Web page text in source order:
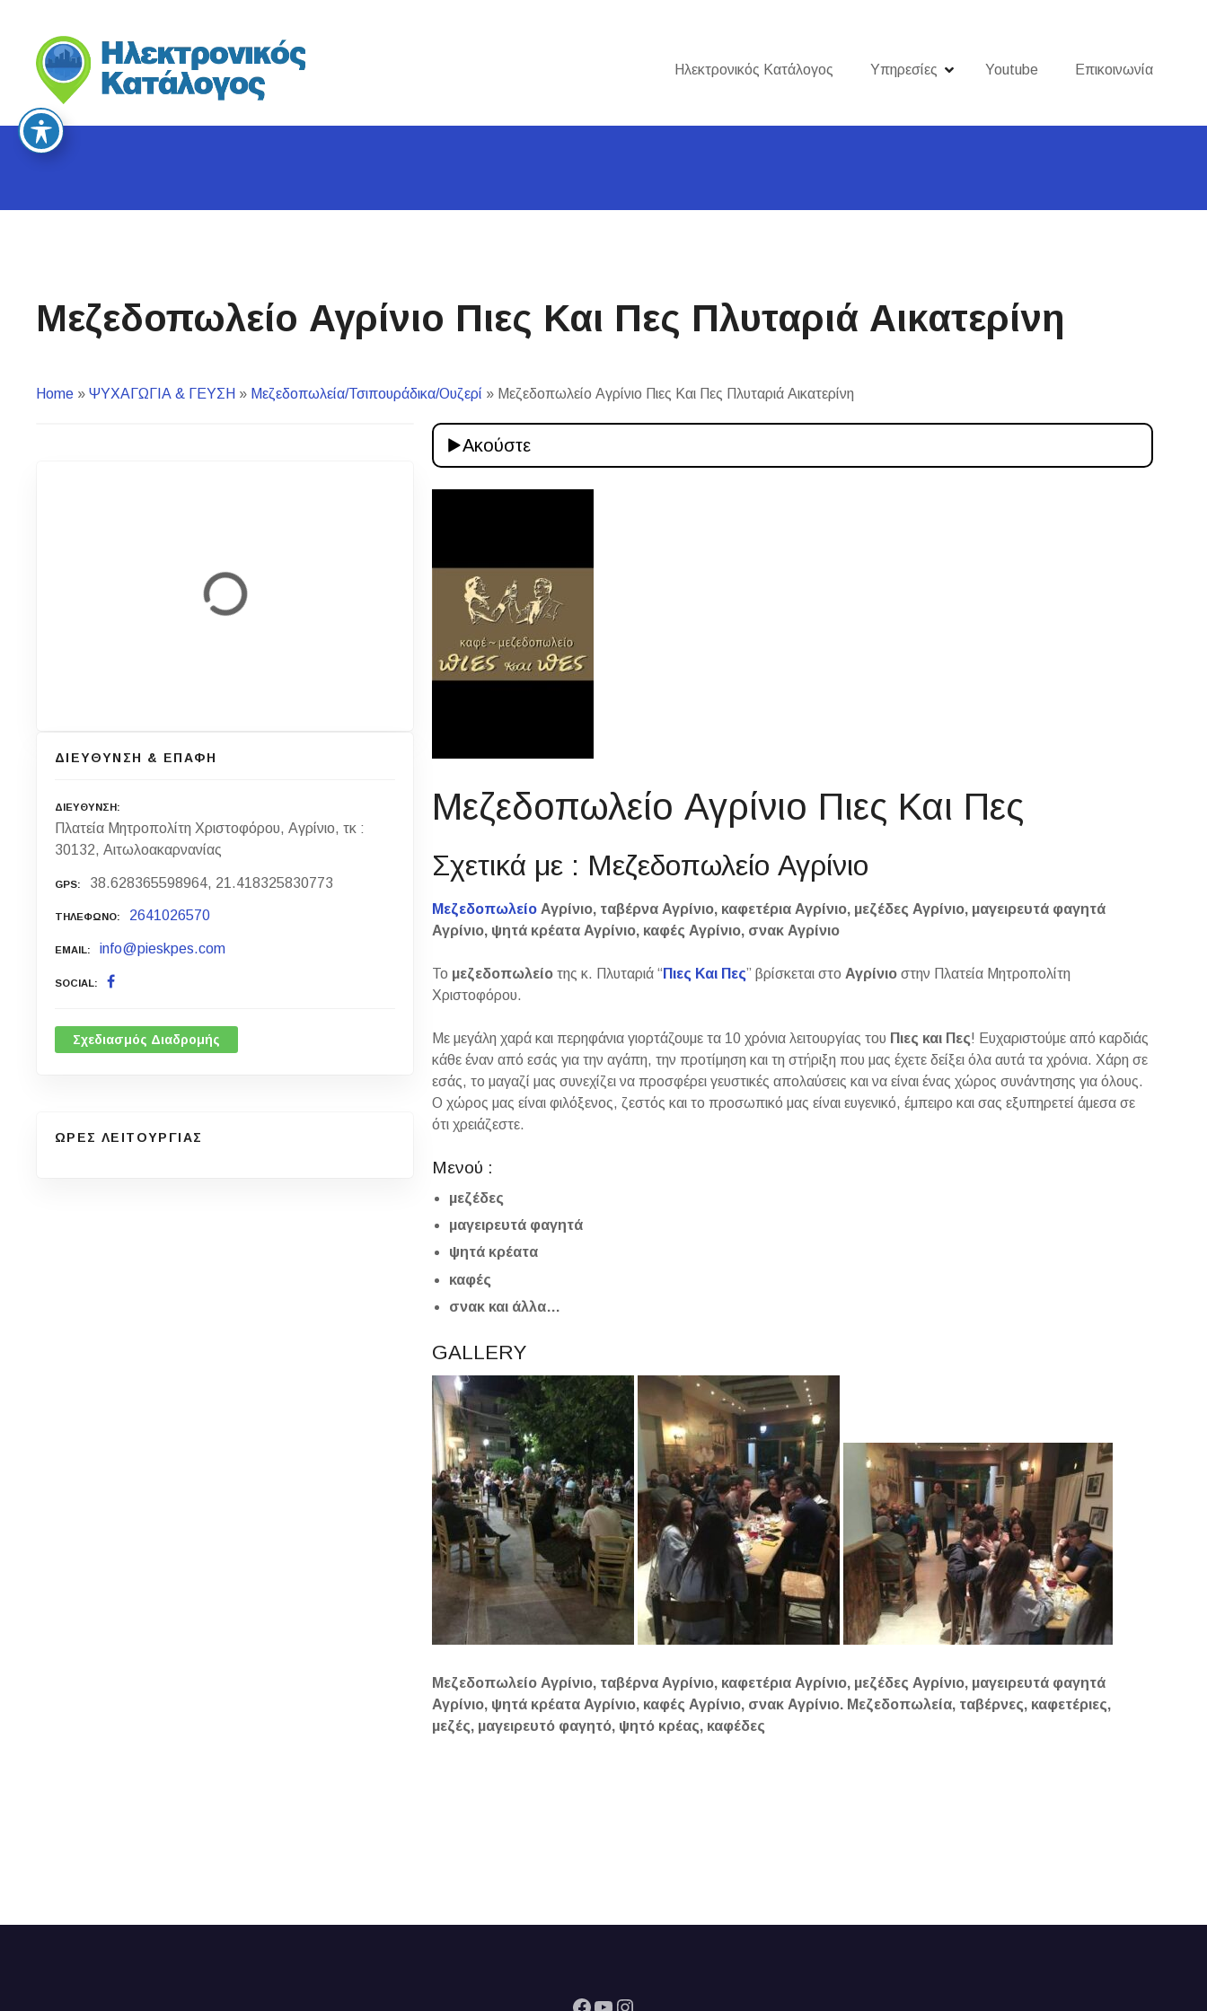
Ηλεκτρονικός Κατάλογος Υπηρεσίες Youtube Επικοινωνία
Μεζεδοπωλείο Αγρίνιο Πιες Και Πες Πλυταριά Αικατερίνη
Home » ΨΥΧΑΓΩΓΙΑ & ΓΕΥΣΗ » Μεζεδοπωλεία/Τσιπουράδικα/Ουζερί » Μεζεδοπωλείο Αγρίνιο Πιες Και Πες Πλυταριά Αικατερίνη
ΔΙΕΥΘΥΝΣΗ & ΕΠΑΦΗ
ΔΙΕΥΘΥΝΣΗ
Πλατεία Μητροπολίτη Χριστοφόρου, Αγρίνιο, τκ :
30132, Αιτωλοακαρνανίας
GPS 38.628365598964, 21.418325830773
ΤΗΛΕΦΩΝΟ 2641026570
EMAIL info@pieskpes.com
SOCIAL
Σχεδιασμός Διαδρομής
ΩΡΕΣ ΛΕΙΤΟΥΡΓΙΑΣ
Ακούστε
Μεζεδοπωλείο Αγρίνιο Πιες Και Πες
Σχετικά με : Μεζεδοπωλείο Αγρίνιο
Μεζεδοπωλείο Αγρίνιο, ταβέρνα Αγρίνιο, καφετέρια Αγρίνιο, μεζέδες Αγρίνιο, μαγειρευτά φαγητά
Αγρίνιο, ψητά κρέατα Αγρίνιο, καφές Αγρίνιο, σνακ Αγρίνιο
Το μεζεδοπωλείο της κ. Πλυταριά “ Πιες Και Πες” βρίσκεται στο Αγρίνιο στην Πλατεία Μητροπολίτη
Χριστοφόρου.
Με μεγάλη χαρά και περηφάνια γιορτάζουμε τα 10 χρόνια λειτουργίας του Πιες και Πες! Ευχαριστούμε από καρδιάς
κάθε έναν από εσάς για την αγάπη, την προτίμηση και τη στήριξη που μας έχετε δείξει όλα αυτά τα χρόνια. Χάρη σε
εσάς, το μαγαζί μας συνεχίζει να προσφέρει γευστικές απολαύσεις και να είναι ένας χώρος συνάντησης για όλους.
Ο χώρος μας είναι φιλόξενος, ζεστός και το προσωπικό μας είναι ευγενικό, έμπειρο και σας εξυπηρετεί άμεσα σε
ότι χρειάζεστε.
Μενού :
μεζέδες
μαγειρευτά φαγητά
ψητά κρέατα
καφές
σνακ και άλλα…
GALLERY
Μεζεδοπωλείο Αγρίνιο, ταβέρνα Αγρίνιο, καφετέρια Αγρίνιο, μεζέδες Αγρίνιο, μαγειρευτά φαγητά
Αγρίνιο, ψητά κρέατα Αγρίνιο, καφές Αγρίνιο, σνακ Αγρίνιο. Μεζεδοπωλεία, ταβέρνες, καφετέριες,
μεζές, μαγειρευτό φαγητό, ψητό κρέας, καφέδες
Facebook YouTube Instagram